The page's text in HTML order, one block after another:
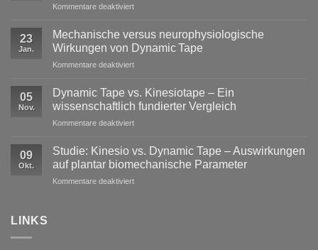
Kommentare deaktiviertfür
im
Profisport
–
reine
Stabilisation
ausreicht
23
Jan.
Mechanische versus neurophysiologische
Wirkungen von Dynamic Tape
Kommentare deaktiviertfür
versus
neurophysiologische
Wirkungen
von
05
Nov.
Dynamic Tape vs. Kinesiotape – Ein
wissenschaftlich fundierter Vergleich
Kommentare deaktiviertfür
Tape
Kinesiotape
–
09
Okt.
Studie: Kinesio vs. Dynamic Tape – Auswirkungen
auf plantar biomechanische Parameter
Kommentare deaktiviertfür
LINKS